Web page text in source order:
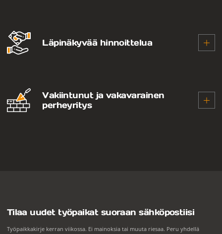
Läpinäkyvää hinnoittelua
Vakiintunut ja vakavarainen
perheyritys
Tilaa uudet työpaikat suoraan sähköpostiisi
Työpaikkakirje kerran viikossa. Ei mainoksia tai muuta riesaa. Peru yhdellä